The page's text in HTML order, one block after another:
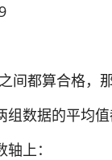
间都算合格，
组数据的平均
上：